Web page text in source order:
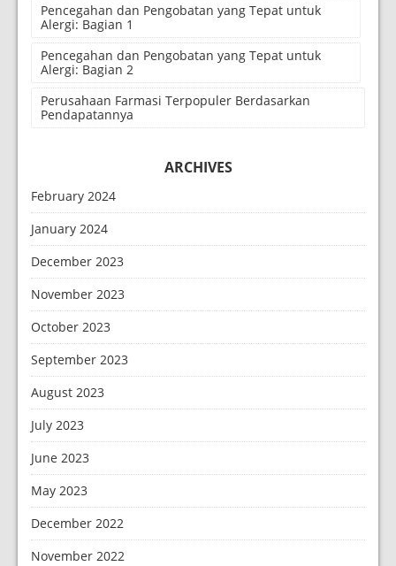
Pencegahan dan Pengobatan yang Tepat untuk
Alergi: Bagian 1
Pencegahan dan Pengobatan yang Tepat untuk
Alergi: Bagian 2
Perusahaan Farmasi Terpopuler Berdasarkan
Pendapatannya
ARCHIVES
February 2024
January 2024
December 2023
November 2023
October 2023
September 2023
August 2023
July 2023
June 2023
May 2023
December 2022
November 2022